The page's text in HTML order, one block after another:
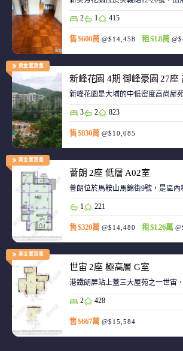
2 1 415
售 $600萬 @$14,458 租 $1.8萬
黃金置頂盤
新峰花園 4期 御峰豪園 27座
新峰花園是大埔的中低密度高尚屋
3 2 823
售 $830萬 @$10,085
黃金置頂盤
薈朗 2座 低層 A02室
薈朗位於馬鞍山馬錦街9號，是區
1 221
售 $320萬 @$14,480 租 $1.26萬
黃金置頂盤
世宙 2座 極高層 G室
港鐵朗屏站上蓋三大屋苑之一世宙
2 428
售 $667萬 @$15,584